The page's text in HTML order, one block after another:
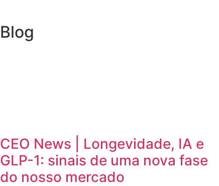
Blog
CEO News | Longevidade, IA e
GLP-1: sinais de uma nova fase
do nosso mercado